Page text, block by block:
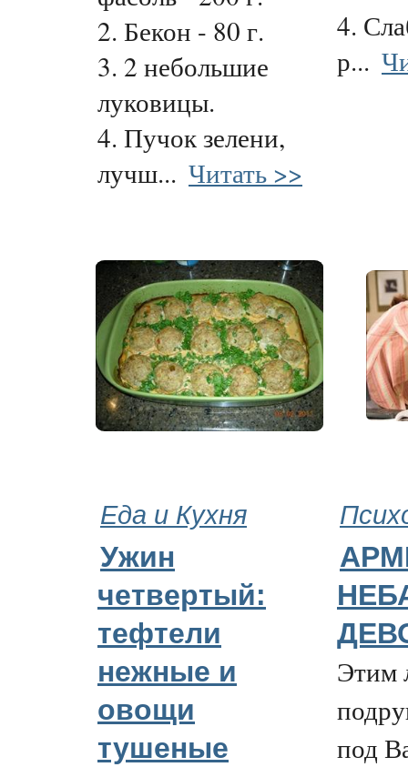
2. Бекон - 80 г.
3. 2 небольшие
луковицы.
4. Пучок зелени,
лучш... Читать >>
4.
р...
Еда и Кухня
Ужин
четвертый:
тефтели
нежные и
овощи
тушеные
Этим
под